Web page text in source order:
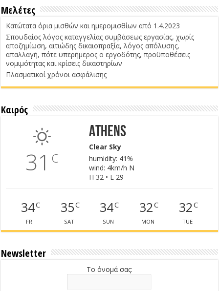
Μελέτες
Κατώτατα όρια μισθών και ημερομισθίων από 1.4.2023
Σπουδαίος λόγος καταγγελίας συμβάσεως εργασίας, χωρίς
αποζημίωση, αιτιώδης δικαιοπραξία, λόγος απόλυσης,
απαλλαγή, πότε υπερήμερος ο εργοδότης, προϋποθέσεις
νομιμότητας και κρίσεις δικαστηρίων
Πλασματικοί χρόνοι ασφάλισης
Καιρός
31 C
Athens
Clear Sky
humidity: 41%
wind: 4km/h N
H 32 • L 29
34C
FRI
35C
SAT
34C
SUN
32C
MON
32C
TUE
Newsletter
Το όνομά σας: